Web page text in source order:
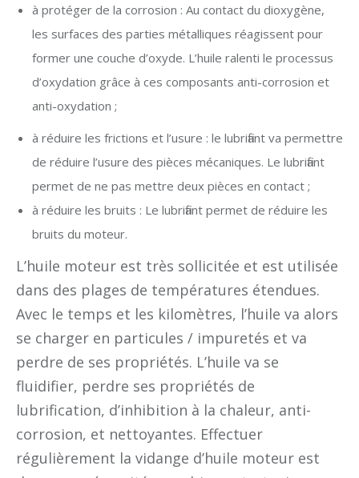
à protéger de la corrosion : Au contact du dioxygène,
les surfaces des parties métalliques réagissent pour
former une couche d’oxyde. L’huile ralenti le processus
d’oxydation grâce à ces composants anti-corrosion et
anti-oxydation ;
à réduire les frictions et l’usure : le lubrifiant va permettre
de réduire l’usure des pièces mécaniques. Le lubrifiant
permet de ne pas mettre deux pièces en contact ;
à réduire les bruits : Le lubrifiant permet de réduire les
bruits du moteur.
L’huile moteur est très sollicitée et est utilisée
dans des plages de températures étendues.
Avec le temps et les kilomètres, l’huile va alors
se charger en particules / impuretés et va
perdre de ses propriétés. L’huile va se
fluidifier, perdre ses propriétés de
lubrification, d’inhibition à la chaleur, anti-
corrosion, et nettoyantes. Effectuer
régulièrement la vidange d’huile moteur est